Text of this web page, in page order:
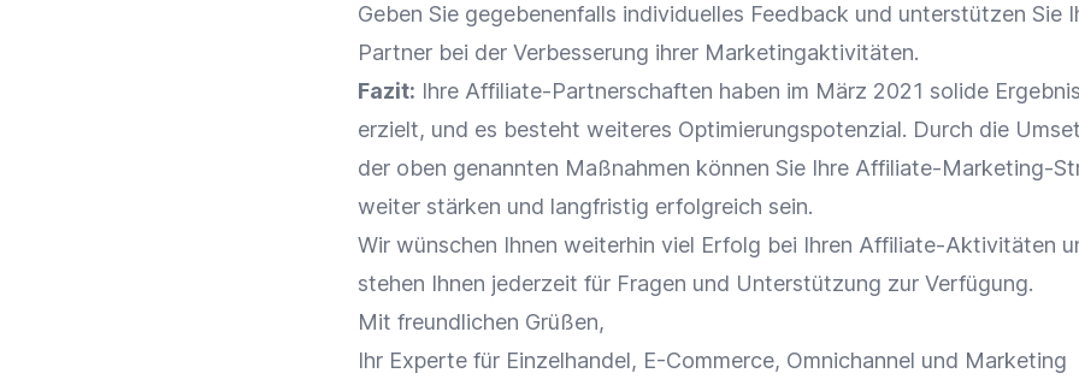
Geben Sie gegebenenfalls individuelles Feedback und unterstützen Sie
Partner bei der Verbesserung ihrer Marketingaktivitäten.
Fazit: Ihre Affiliate-Partnerschaften haben im März 2021 solide
erzielt, und es besteht weiteres Optimierungspotenzial. Durch die
der oben genannten Maßnahmen können Sie Ihre Affiliate-Marketing-
weiter stärken und langfristig erfolgreich sein.
Wir wünschen Ihnen weiterhin viel Erfolg bei Ihren Affiliate-Aktivitäten
stehen Ihnen jederzeit für Fragen und Unterstützung zur Verfügung.
Mit freundlichen Grüßen,
Ihr Experte für Einzelhandel, E-Commerce, Omnichannel und Marketing